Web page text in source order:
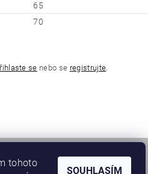
65
70
se nebo se registrujte.
tohoto
SOUHLASÍM